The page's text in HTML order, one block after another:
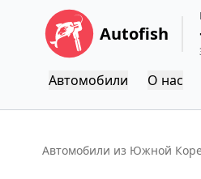
Autofish
Автомобили О нас
Автомобили из Южной